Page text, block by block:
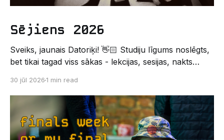
Sējiens 2026
Sveiks, jaunais Datoriķi! 👋🏻 Studiju līgums noslēgts,
bet tikai tagad viss sākas - lekcijas, sesijas, nakts
Un kas gan būtu labāks veids, kā iepazīt savu jauno
dzīvi LU EZTF datoriķu vidē, par došanos uz
leģendāro “Sējienu”? 🐱 Šī pirmsaristoteļa nometne
palīdzēs tev iegūt pirmos draugus, ieskatu studenta
30 jūl 20261 min read